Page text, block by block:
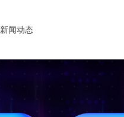
新闻动态